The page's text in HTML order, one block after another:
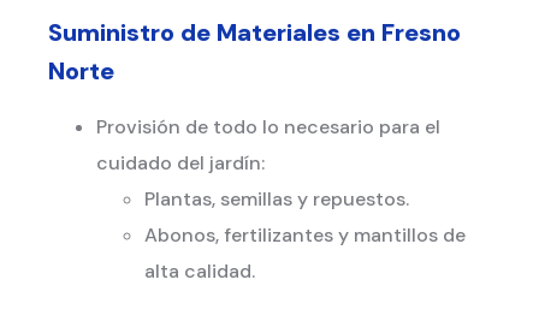
Suministro de Materiales en Fresno
Norte
Provisión de todo lo necesario para el
cuidado del jardín:
Plantas, semillas y repuestos.
Abonos, fertilizantes y mantillos de
alta calidad.